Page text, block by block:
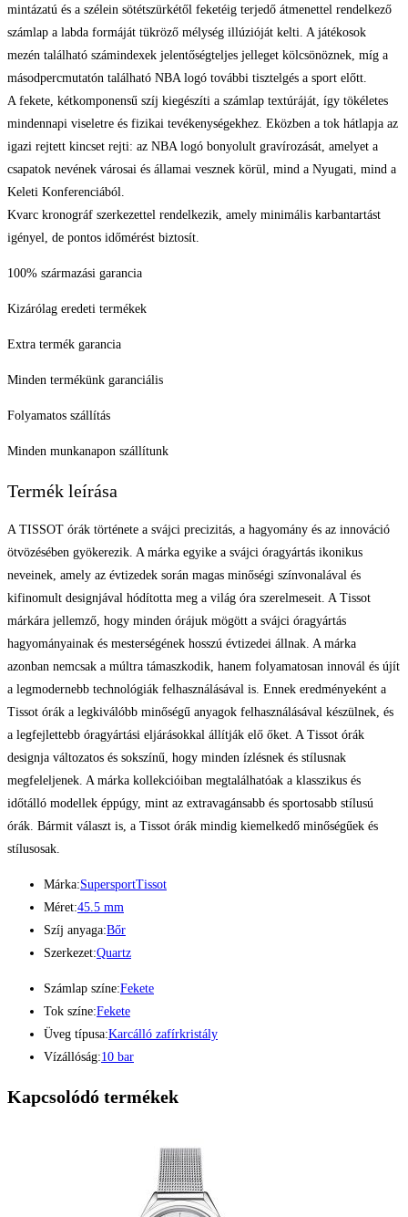
mintázatú és a szélein sötétszürkétől feketéig terjedő átmenettel rendelkező
számlap a labda formáját tükröző mélység illúzióját kelti. A játékosok
mezén található számindexek jelentőségteljes jelleget kölcsönöznek, míg a
másodpercmutatón található NBA logó további tisztelgés a sport előtt.
A fekete, kétkomponensű szíj kiegészíti a számlap textúráját, így tökéletes
mindennapi viseletre és fizikai tevékenységekhez. Eközben a tok hátlapja az
igazi rejtett kincset rejti: az NBA logó bonyolult gravírozását, amelyet a
csapatok nevének városai és államai vesznek körül, mind a Nyugati, mind a
Keleti Konferenciából.
Kvarc kronográf szerkezettel rendelkezik, amely minimális karbantartást
igényel, de pontos időmérést biztosít.
100% származási garancia
Kizárólag eredeti termékek
Extra termék garancia
Minden termékünk garanciális
Folyamatos szállítás
Minden munkanapon szállítunk
Termék leírása
A TISSOT órák története a svájci precizitás, a hagyomány és az innováció
ötvözésében gyökerezik. A márka egyike a svájci óragyártás ikonikus
neveinek, amely az évtizedek során magas minőségi színvonalával és
kifinomult designjával hódította meg a világ óra szerelmeseit. A Tissot
márkára jellemző, hogy minden órájuk mögött a svájci óragyártás
hagyományainak és mesterségének hosszú évtizedei állnak. A márka
azonban nemcsak a múltra támaszkodik, hanem folyamatosan innovál és újít
a legmodernebb technológiák felhasználásával is. Ennek eredményeként a
Tissot órák a legkiválóbb minőségű anyagok felhasználásával készülnek, és
a legfejlettebb óragyártási eljárásokkal állítják elő őket. A Tissot órák
designja változatos és sokszínű, hogy minden ízlésnek és stílusnak
megfeleljenek. A márka kollekcióiban megtalálhatóak a klasszikus és
időtálló modellek éppúgy, mint az extravagánsabb és sportosabb stílusú
órák. Bármit választ is, a Tissot órák mindig kiemelkedő minőségűek és
stílusosak.
Márka:SupersportTissot
Méret:45.5 mm
Szíj anyaga:Bőr
Szerkezet:Quartz
Számlap színe:Fekete
Tok színe:Fekete
Üveg típusa:Karcálló zafírkristály
Vízállóság:10 bar
Kapcsolódó termékek